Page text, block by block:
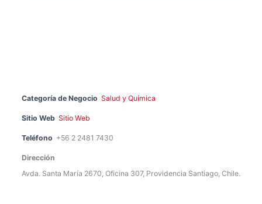
Categoría de Negocio Salud y Química
Sitio Web Sitio Web
Teléfono +56 2 2481 7430
Dirección
Avda. Santa María 2670, Oficina 307, Providencia Santiago, Chile.